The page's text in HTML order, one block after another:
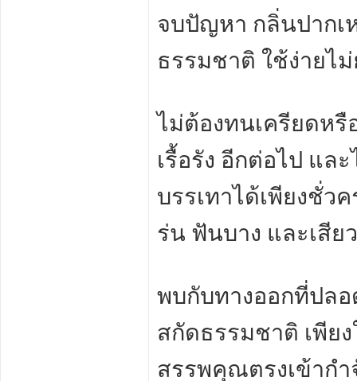
จบปัญหา กลิ่นปากเ
ธรรมชาติ ใช้ง่ายไ
ไม่ต้องทนเครียดห
เรื้อรัง อีกต่อไป แล
บรรเทาได้เพียงชั่ว
ร่น ฟันบาง และเสีย
พบกับทางออกที่ปล
สกัดธรรมชาติ เพีย
สรรพคุณตรงเข้าก